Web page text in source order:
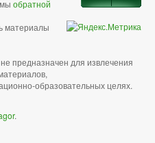
обратной
материалы
предназначен для извлечения
образовательных целях.
.